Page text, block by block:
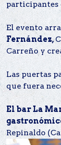
participantes
El evento
Fernández,
Carreño y
Las puertas
que fuera
El bar La
Repinaldo